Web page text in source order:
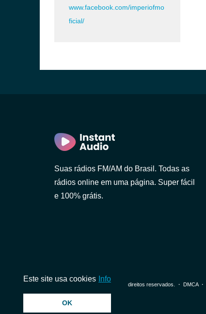
www.facebook.com/imperiofmo
ficial/
Suas rádios FM/AM do Brasil. Todas as
rádios online em uma página. Super fácil
e 100% grátis.
© 2026 InstantAudio. Todos os direitos reservados. ・ DMCA・
Este site usa cookies Info
OK